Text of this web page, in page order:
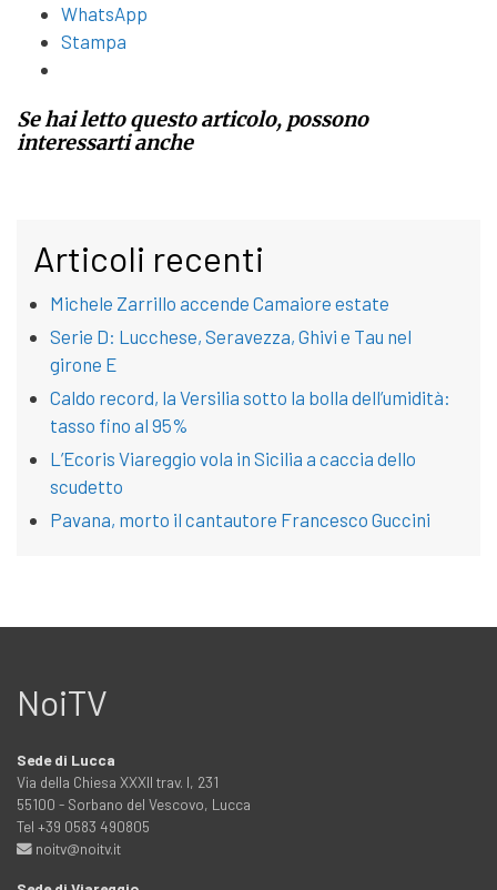
WhatsApp
Stampa
Se hai letto questo articolo, possono
interessarti anche
Articoli recenti
Michele Zarrillo accende Camaiore estate
Serie D: Lucchese, Seravezza, Ghivi e Tau nel
girone E
Caldo record, la Versilia sotto la bolla dell’umidità:
tasso fino al 95%
L’Ecoris Viareggio vola in Sicilia a caccia dello
scudetto
Pavana, morto il cantautore Francesco Guccini
NoiTV
Sede di Lucca
Via della Chiesa XXXII trav. I, 231
55100 - Sorbano del Vescovo, Lucca
Tel +39 0583 490805
noitv@noitv.it